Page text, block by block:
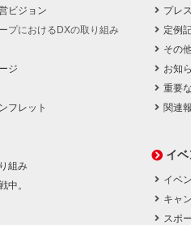
ビジョン
プにおけるDXの取り組み
ジ
フレット
組み
中。
プレ
定例
その
お知
重要
関連
イ
イベ
キャ
スポ